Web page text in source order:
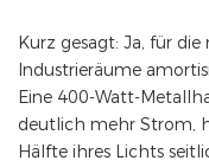
Kurz gesagt: Ja, für
Industrieräume
Eine 400-Watt-
deutlich mehr Strom,
Hälfte ihres Lichts